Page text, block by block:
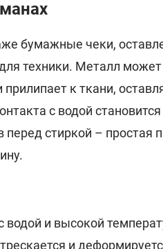
бумажные чеки,
техники. Металл
прилипает к ткани,
с водой становится
стиркой – простая
и высокой
и